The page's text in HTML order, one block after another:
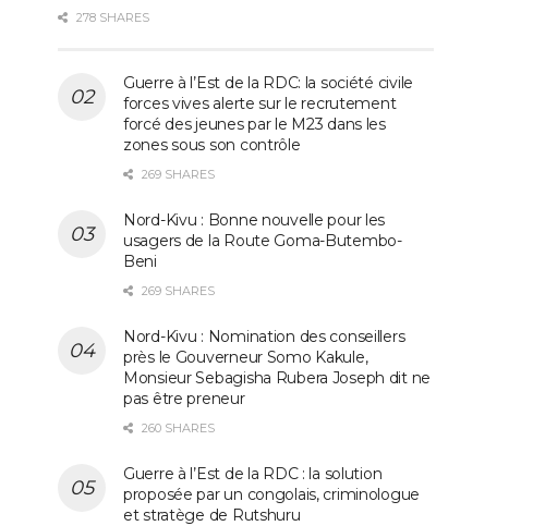
278 SHARES
Guerre à l’Est de la RDC: la société civile
forces vives alerte sur le recrutement
forcé des jeunes par le M23 dans les
zones sous son contrôle
269 SHARES
Nord-Kivu : Bonne nouvelle pour les
usagers de la Route Goma-Butembo-
Beni
269 SHARES
‎Nord-Kivu : Nomination des conseillers
près le Gouverneur Somo Kakule,
Monsieur Sebagisha Rubera Joseph dit ne
pas être preneur‎
260 SHARES
Guerre à l’Est de la RDC : la solution
proposée par un congolais, criminologue
et stratège de Rutshuru